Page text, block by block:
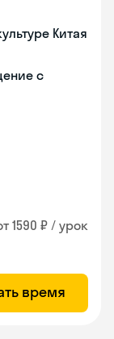
Китая
с
1590 ₽ / урок
время